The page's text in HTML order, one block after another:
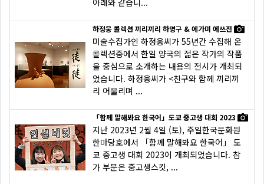
아래와 같습니...
하정웅 콜렉션 끼리끼리 하명구 & 에가미 에쓰전
미술수집가인 하정웅씨가 55년간 수집해 온
콜렉션중에서 한일 양국의 젊은 작가의 작품
을 중심으로 소개하는 내용의 전시가 개최되
었습니다. 하정웅씨가 <친구와 함께 끼리끼
리 어울리며 ...
「함께 말해봐요 한국어」도쿄 중고생 대회 2023
지난 2023년 2월 4일 (토), 주일한국문화원
한마당호에서 「함께 말해봐요 한국어」 도
쿄 중고생 대회 2023이 개최되었습니다. 참
가 부문은 중고생스킷, ...